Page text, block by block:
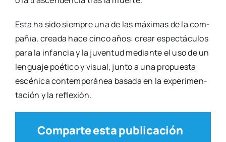
ta­ción y la refle­xión.
Comparte esta publicación
Actua­li­dad,Cul­tu­ra en el siglo XXI,Tea­tro